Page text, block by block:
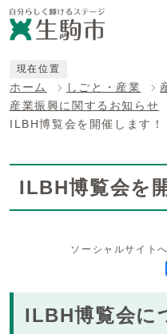
現在位置
ホーム しごと・産業
産業振興に関するお知らせ
ILBH博覧会を開催します！
ILBH博覧会を
ソーシャルサイト
ILBH博覧会に